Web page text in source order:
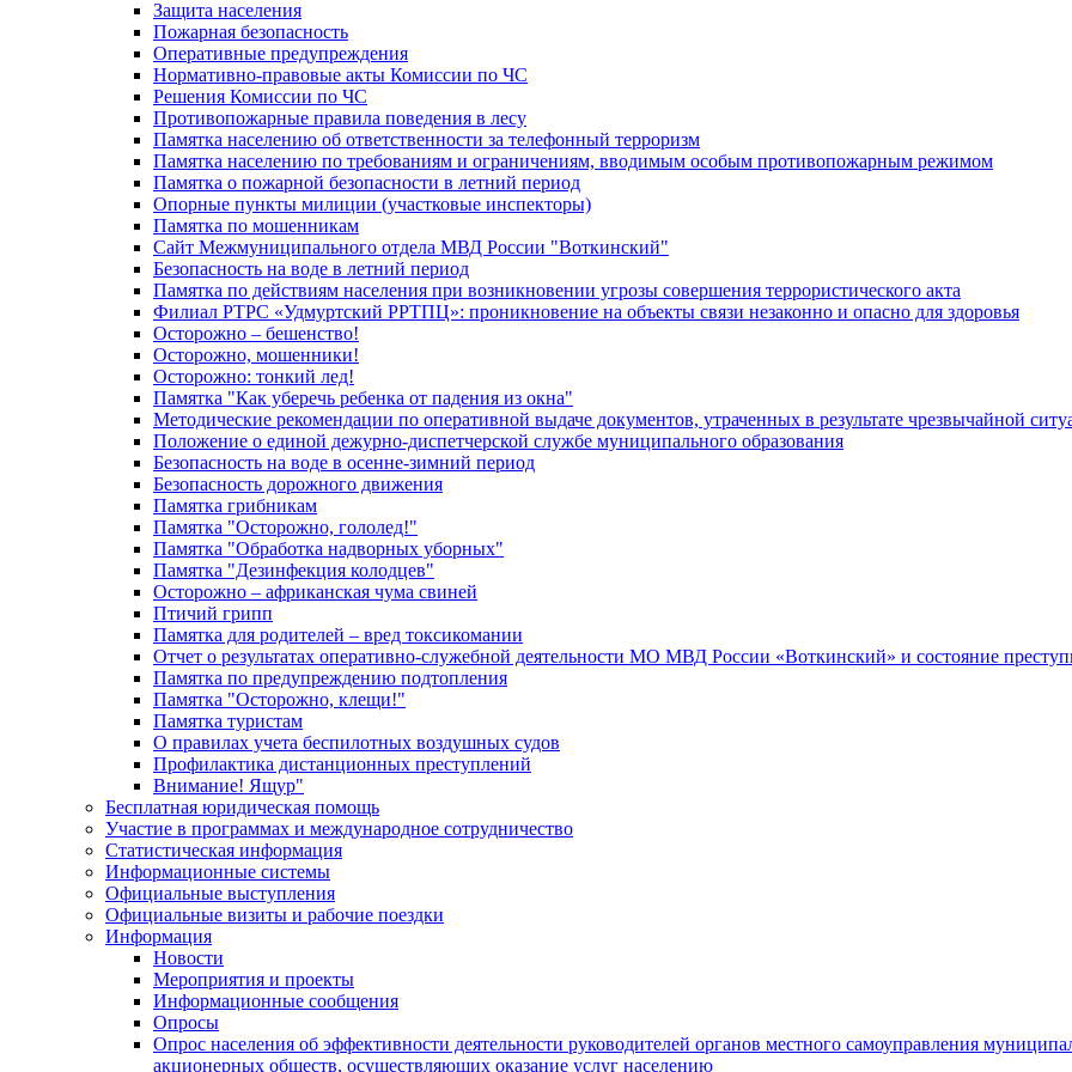
Защита населения
Пожарная безопасность
Оперативные предупреждения
Нормативно-правовые акты Комиссии по ЧС
Решения Комиссии по ЧС
Противопожарные правила поведения в лесу
Памятка населению об ответственности за телефонный терроризм
Памятка населению по требованиям и ограничениям, вводимым особым противопожарным режимом
Памятка о пожарной безопасности в летний период
Опорные пункты милиции (участковые инспекторы)
Памятка по мошенникам
Сайт Межмуниципального отдела МВД России "Воткинский"
Безопасность на воде в летний период
Памятка по действиям населения при возникновении угрозы совершения террористического акта
Филиал РТРС «Удмуртский РРТПЦ»: проникновение на объекты связи незаконно и опасно для здоровья
Осторожно – бешенство!
Осторожно, мошенники!
Осторожно: тонкий лед!
Памятка "Как уберечь ребенка от падения из окна"
Методические рекомендации по оперативной выдаче документов, утраченных в результате чрезвычайной
Положение о единой дежурно-диспетчерской службе муниципального образования
Безопасность на воде в осенне-зимний период
Безопасность дорожного движения
Памятка грибникам
Памятка "Осторожно, гололед!"
Памятка "Обработка надворных уборных"
Памятка "Дезинфекция колодцев"
Осторожно – африканская чума свиней
Птичий грипп
Памятка для родителей – вред токсикомании
Отчет о результатах оперативно-служебной деятельности МО МВД России «Воткинский» и состояние
Памятка по предупреждению подтопления
Памятка "Осторожно, клещи!"
Памятка туристам
О правилах учета беспилотных воздушных судов
Профилактика дистанционных преступлений
Внимание! Ящур"
Бесплатная юридическая помощь
Участие в программах и международное сотрудничество
Статистическая информация
Информационные системы
Официальные выступления
Официальные визиты и рабочие поездки
Информация
Новости
Мероприятия и проекты
Информационные сообщения
Опросы
Опрос населения об эффективности деятельности руководителей органов местного самоуправления
акционерных обществ, осуществляющих оказание услуг населению